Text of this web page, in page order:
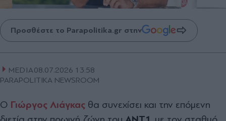
Προσθέστε το Parapolitika.gr στην
MEDIA08.07.2026 13:58
PARAPOLITIKA NEWSROOM
Ο Γιώργος Λιάγκας θα συνεχίσει και την επόμενη